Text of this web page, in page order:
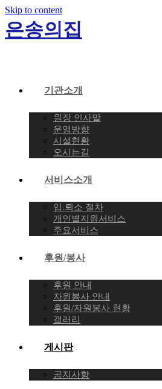
Skip to content
은송의집
기관소개
원장 인사말
운영방향
시설현황
오시는길
서비스소개
입.퇴소 절차
개인별지원서비스
주요서비스
후원/봉사
후원 안내
자원봉사 안내
후원/자원봉사 현황
갤러리
게시판
공지사항